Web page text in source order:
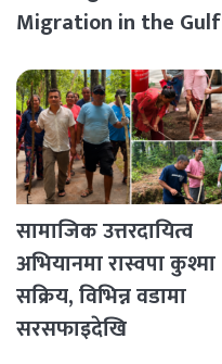
Migration in the Gulf
सामाजिक उत्तरदायित्व
अभियानमा रास्वपा कुश्मा
सक्रिय, विभिन्न वडामा
सरसफाइदेखि